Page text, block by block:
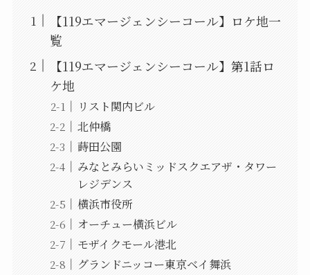
【119エマージェンシーコール】ロケ地一
覧
【119エマージェンシーコール】第1話ロ
ケ地
リスト関内ビル
北仲橋
蒔田公園
みなとみらいミッドスクエアザ・タワー
レジデンス
横浜市役所
オーチュー横浜ビル
モザイクモール港北
グランドニッコー東京ベイ舞浜